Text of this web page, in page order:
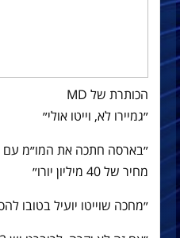
הכותרת של MD
״גמיירו לא, וייטו אולי״
״בארסה חתכה את המו״מ עם
מחיר של 40 מיליון יורו״
״מחכה שוייטו יועיל בטובו